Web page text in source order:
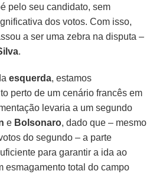
pelo seu candidato, sem
dos votos. Com isso,
a ser uma zebra na disputa –
.
esquerda, estamos
perto de um cenário francês em
levaria a um segundo
e Bolsonaro, dado que – mesmo
do segundo – a parte
para garantir a ida ao
esmagamento total do campo